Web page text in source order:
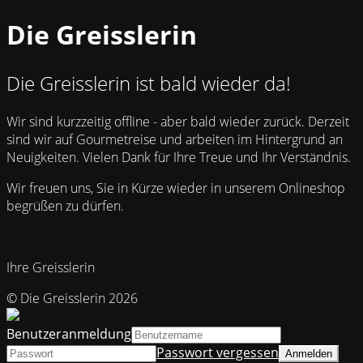
Die Greisslerin
Die Greisslerin ist bald wieder da!
Wir sind kurzzeitig offline - aber bald wieder zurück. Derzeit
sind wir auf Gourmetreise und arbeiten im Hintergrund an
Neuigkeiten. Vielen Dank für Ihre Treue und Ihr Verständnis.
Wir freuen uns, Sie in Kürze wieder in unserem Onlineshop
begrüßen zu dürfen.
Ihre Greisslerin
© Die Greisslerin 2026
Benutzeranmeldung
Passwort vergessen